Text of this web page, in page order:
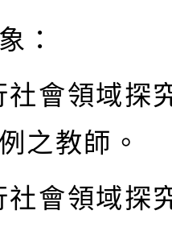
：
社會領域探
之教師。
社會領域探